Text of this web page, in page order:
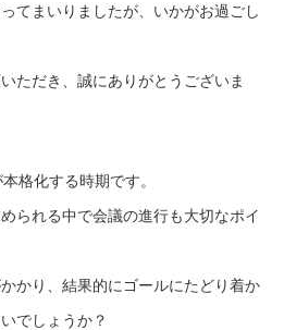
てまいりましたが、いかがお過ごし
ただき、誠にありがとうございま
格化する時期です。
られる中で会議の進行も大切なポイ
かり、結果的にゴールにたどり着か
でしょうか？